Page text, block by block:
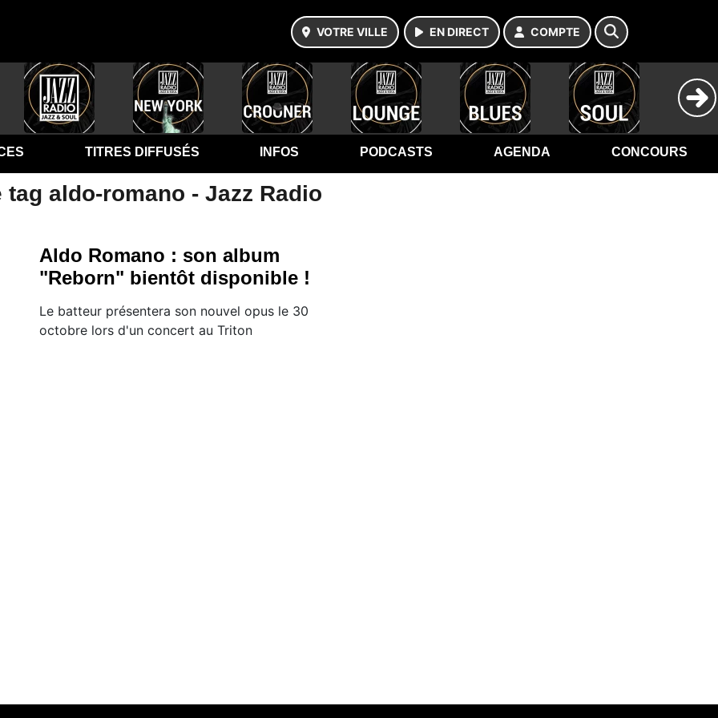
VOTRE VILLE EN DIRECT COMPTE
TITRES DIFFUSÉS INFOS PODCASTS AGENDA CONCOURS
aldo-romano - Jazz Radio
Aldo Romano : son album
"Reborn" bientôt disponible !
Le batteur présentera son nouvel opus le 30
octobre lors d'un concert au Triton